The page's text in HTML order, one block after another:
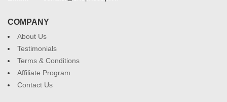
COMPANY
About Us
Testimonials
Terms & Conditions
Affiliate Program
Contact Us